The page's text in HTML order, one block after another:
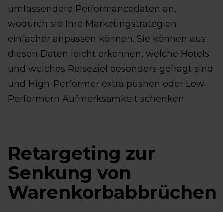
umfassendere Performancedaten an,
wodurch sie Ihre Marketingstrategien
einfacher anpassen können. Sie können aus
diesen Daten leicht erkennen, welche Hotels
und welches Reiseziel besonders gefragt sind
und High-Performer extra pushen oder Low-
Performern Aufmerksamkeit schenken.
Retargeting zur
Senkung von
Warenkorbabbrüchen